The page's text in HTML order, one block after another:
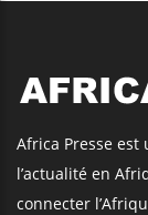
Africa Presse
l’actualité en
connecter